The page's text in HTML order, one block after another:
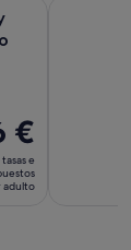
€
e
adulto